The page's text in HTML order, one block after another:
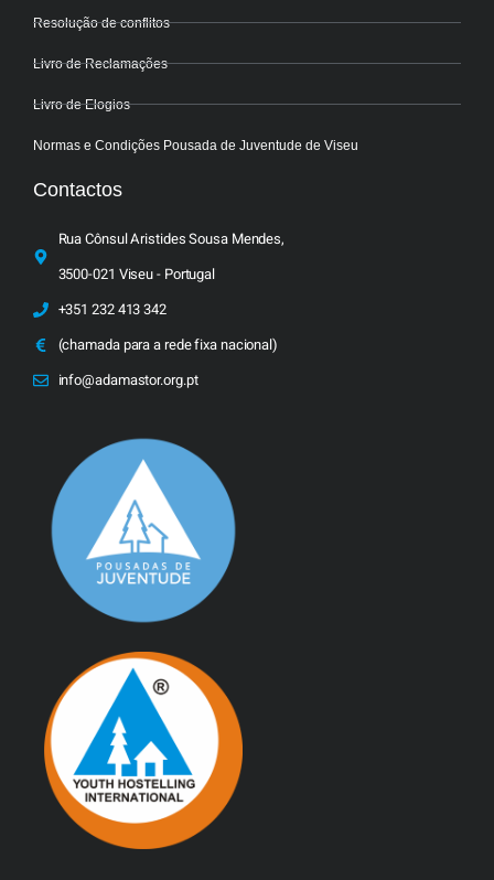
Resolução de conflitos
Livro de Reclamações
Livro de Elogios
Normas e Condições Pousada de Juventude de Viseu
Contactos
Rua Cônsul Aristides Sousa Mendes,
3500-021 Viseu - Portugal
+351 232 413 342
(chamada para a rede fixa nacional)
info@adamastor.org.pt